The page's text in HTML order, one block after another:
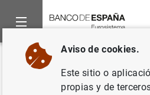
Inicio Noticias y eventos
Volver
Las expectativas
Aviso de cookies.
Este sitio o
propias y de